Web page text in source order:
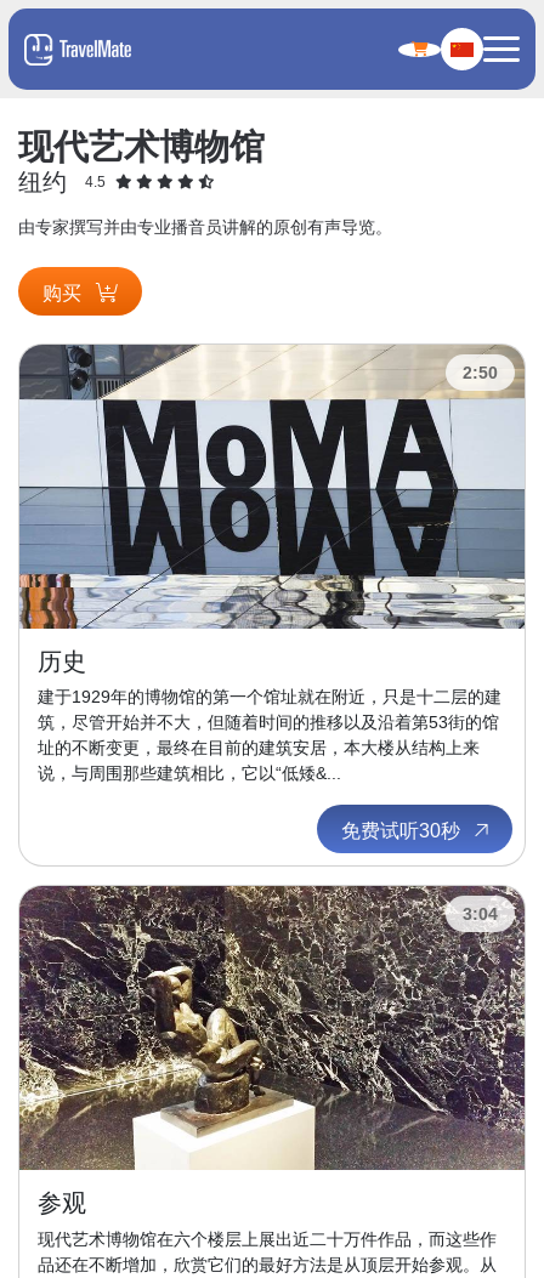
现代艺术博物馆
纽约 4.5
由专家撰写并由专业播音员讲解的原创有声导览。
购买
2:50
历史
建于1929年的博物馆的第一个馆址就在附近，只是十二层的建
筑，尽管开始并不大，但随着时间的推移以及沿着第53街的馆
址的不断变更，最终在目前的建筑安居，本大楼从结构上来
说，与周围那些建筑相比，它以“低矮&...
免费试听30秒
3:04
参观
现代艺术博物馆在六个楼层上展出近二十万件作品，而这些作
品还在不断增加，欣赏它们的最好方法是从顶层开始参观。从